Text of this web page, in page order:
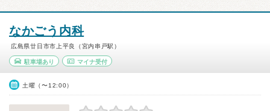
なかごう内科
広島県廿日市市上平良（宮内串戸駅）
駐車場あり マイナ受付
土曜（〜12:00）